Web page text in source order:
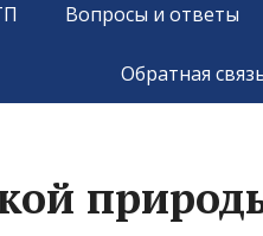
Вопросы и ответы
Обратная